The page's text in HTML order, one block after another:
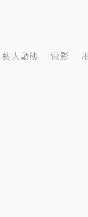
藝人動態 電影